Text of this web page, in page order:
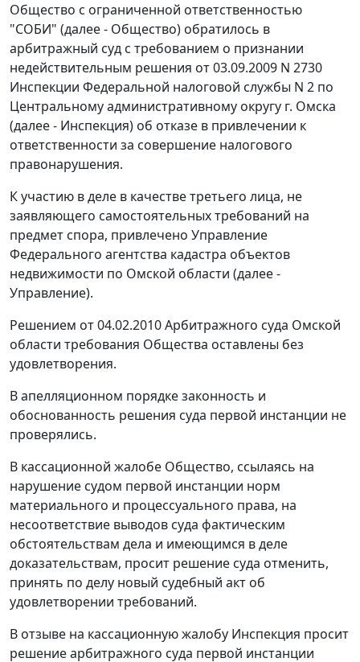
Общество с ограниченной ответственностью
"СОБИ" (далее - Общество) обратилось в
арбитражный суд с требованием о признании
недействительным решения от 03.09.2009 N 2730
Инспекции Федеральной налоговой службы N 2 по
Центральному административному округу г. Омска
(далее - Инспекция) об отказе в привлечении к
ответственности за совершение налогового
правонарушения.
К участию в деле в качестве третьего лица, не
заявляющего самостоятельных требований на
предмет спора, привлечено Управление
Федерального агентства кадастра объектов
недвижимости по Омской области (далее -
Управление).
Решением от 04.02.2010 Арбитражного суда Омской
области требования Общества оставлены без
удовлетворения.
В апелляционном порядке законность и
обоснованность решения суда первой инстанции не
проверялись.
В кассационной жалобе Общество, ссылаясь на
нарушение судом первой инстанции норм
материального и процессуального права, на
несоответствие выводов суда фактическим
обстоятельствам дела и имеющимся в деле
доказательствам, просит решение суда отменить,
принять по делу новый судебный акт об
удовлетворении требований.
В отзыве на кассационную жалобу Инспекция просит
решение арбитражного суда первой инстанции